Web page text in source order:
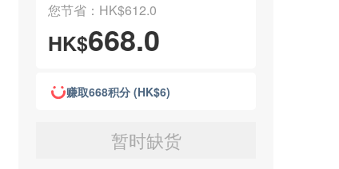
您节省：HK$612.0
HK$668.0
赚取668积分 (HK$6)
暂时缺货